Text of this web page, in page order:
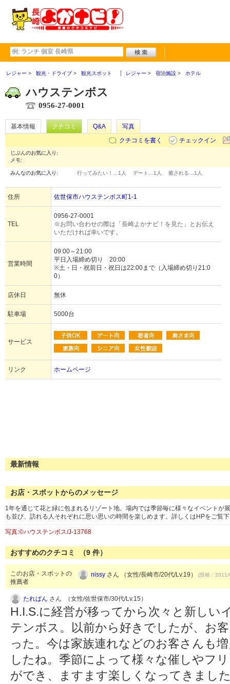
レジャー 観光・ドライブ 観光スポット レジャー 宿泊施設 ホテル
ハウステンボス
0956-27-0001
基本情報 クチコミ Q&A
写真
クチコミを書く
チェックイン
じぶんのお気に入り:
メモ:
みんなのお気に入り: 行ってみたい！… 1人 デート… 1人 癒される… 1人
住所 佐世保市ハウステンボス町1-1
TEL
0956-27-0001
※お問い合わせの際は「長崎よかナビ！を見た」とお伝え
いただければ幸いです。
営業時間
09:00～21:00
平日入場締め切り 20:00
※土・日・祝前日・祝日は22:00まで（入場締め切り21:0
0）
店休日 無休
駐車場 5000台
サービス
リンク ホームページ
最新情報
お店・スポットからのメッセージ
1年を通じて花と緑に包まれるリゾート地。場内では季節毎に様々なイベントが
も並び、訪れる人それぞれに思い思いの時間を楽しめます。詳しくはHPをご覧
写真:©ハウステンボス/J-13768
おすすめのクチコミ （9 件）
このお店・スポットの
推薦者
nissy さん （女性/長崎市/20代/Lv.19） (投稿：
たれぱん さん （女性/佐世保市/30代/Lv.15）
H.I.S.に経営が移ってから次々と新しい
テンボス。以前から好きでしたが、お
った。今は家族連れなどのお客さんも
したね。季節によって様々な催しやフ
ができ、ますます楽しくなってきまし